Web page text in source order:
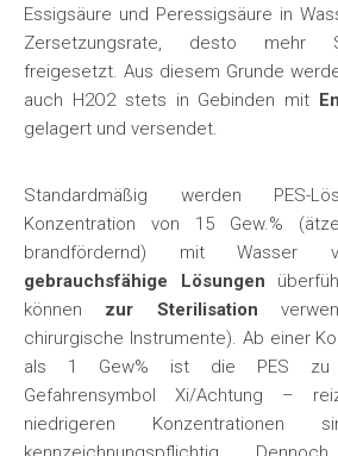
Essigsäure und Peressigsäure in
Zersetzungsrate, desto mehr
freigesetzt. Aus diesem Grunde
auch H2O2 stets in Gebinden mit
gelagert und versendet.
Standardmäßig werden PES-
Konzentration von 15 Gew.%
brandfördernd) mit Wasser
gebrauchsfähige Lösungen
können zur Sterilisation
chirurgische Instrumente). Ab einer
als 1 Gew% ist die PES zu
Gefahrensymbol Xi/Achtung –
niedrigeren